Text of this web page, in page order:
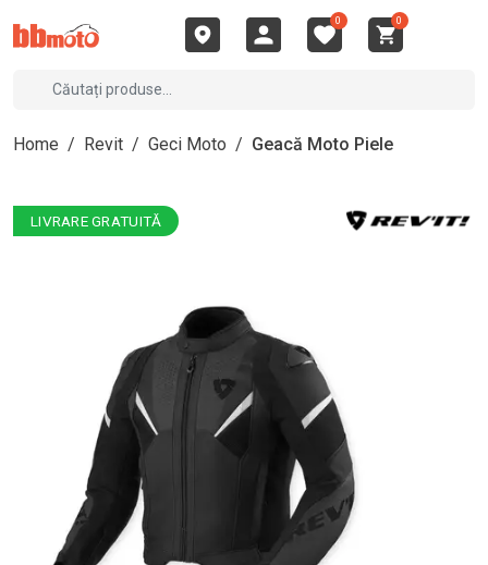
0 0
Home / Revit / Geci Moto / Geacă Moto Piele
LIVRARE GRATUITĂ